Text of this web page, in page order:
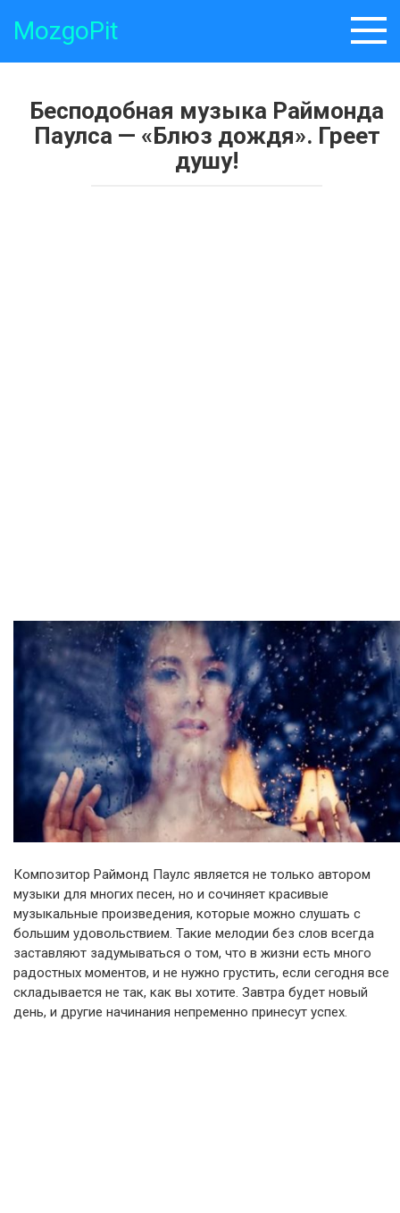
MozgoPit
Бесподобная музыка Раймонда
Паулса — «Блюз дождя». Греет
душу!
Композитор Раймонд Паулс является не только автором
музыки для многих песен, но и сочиняет красивые
музыкальные произведения, которые можно слушать с
большим удовольствием. Такие мелодии без слов всегда
заставляют задумываться о том, что в жизни есть много
радостных моментов, и не нужно грустить, если сегодня все
складывается не так, как вы хотите. Завтра будет новый
день, и другие начинания непременно принесут успех.